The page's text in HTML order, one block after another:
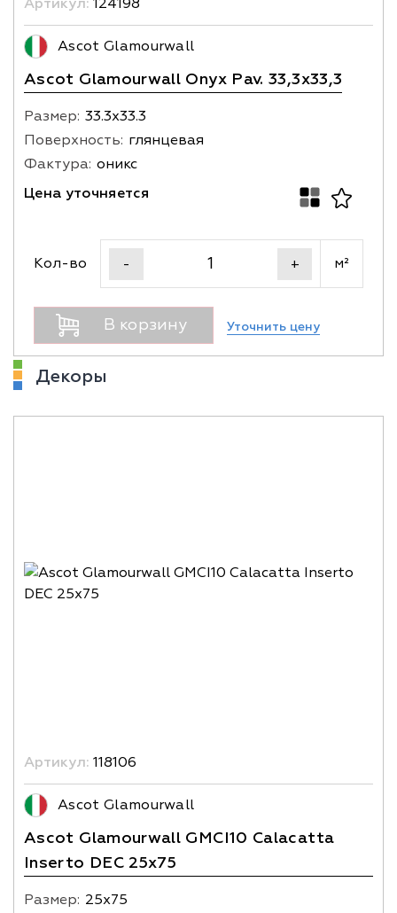
Ascot Glamourwall
Ascot Glamourwall Onyx Pav. 33,3x33,3
Размер: 33.3х33.3
Поверхность: глянцевая
Фактура: оникс
Цена уточняется
Кол-во - + м²
В корзину Уточнить цену
Декоры
Артикул: 118106
Ascot Glamourwall
Ascot Glamourwall GMCI10 Calacatta
Inserto DEC 25x75
Размер: 25х75